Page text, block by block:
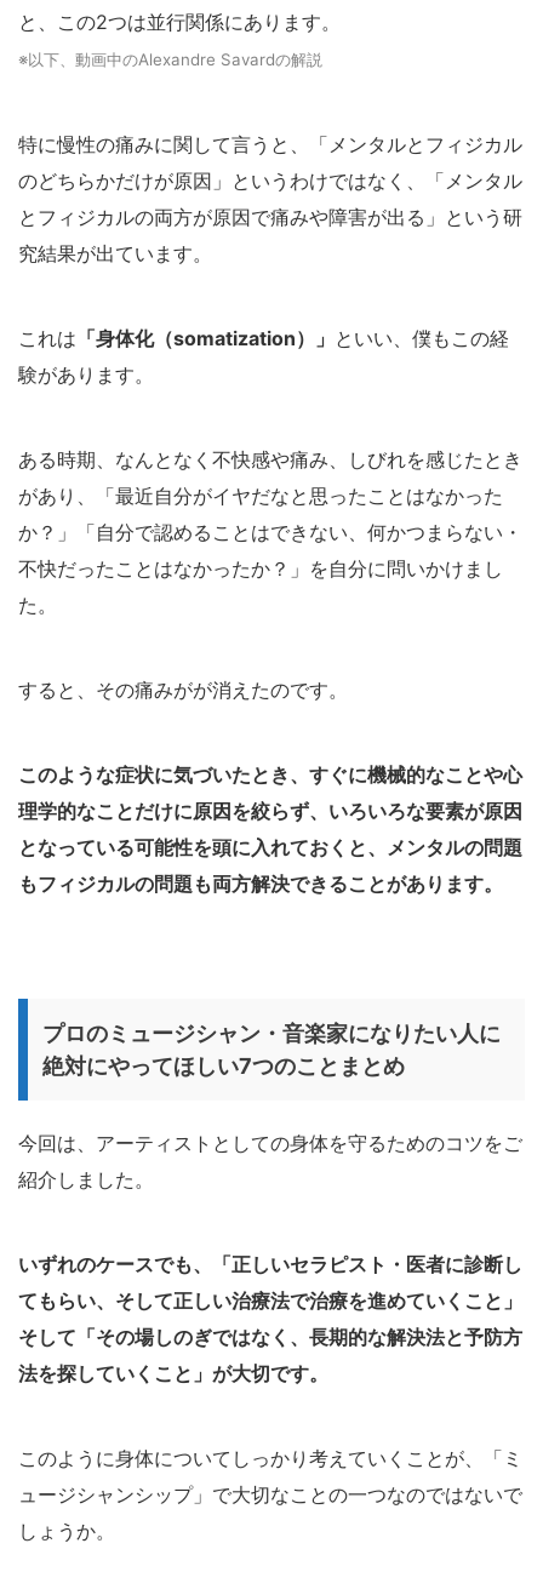
と、この2つは並行関係にあります。
※以下、動画中のAlexandre Savardの解説
特に慢性の痛みに関して言うと、「メンタルとフィジカル
のどちらかだけが原因」というわけではなく、「メンタル
とフィジカルの両方が原因で痛みや障害が出る」という研
究結果が出ています。
これは 「身体化（somatization）」 といい、僕もこの経
験があります。
ある時期、なんとなく不快感や痛み、しびれを感じたとき
があり、「最近自分がイヤだなと思ったことはなかった
か？」「自分で認めることはできない、何かつまらない・
不快だったことはなかったか？」を自分に問いかけまし
た。
すると、その痛みがが消えたのです。
このような症状に気づいたとき、すぐに機械的なことや心
理学的なことだけに原因を絞らず、いろいろな要素が原因
となっている可能性を頭に入れておくと、メンタルの問題
もフィジカルの問題も両方解決できることがあります。
プロのミュージシャン・音楽家になりたい人に
絶対にやってほしい7つのことまとめ
今回は、アーティストとしての身体を守るためのコツをご
紹介しました。
いずれのケースでも、「正しいセラピスト・医者に診断し
てもらい、そして正しい治療法で治療を進めていくこと」
そして「その場しのぎではなく、長期的な解決法と予防方
法を探していくこと」が大切です。
このように身体についてしっかり考えていくことが、「ミ
ュージシャンシップ」で大切なことの一つなのではないで
しょうか。